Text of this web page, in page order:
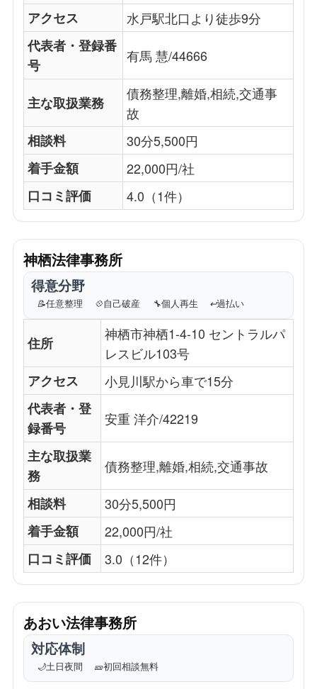
アクセス
水戸駅北口より徒歩9分
代表者・登録番
号
有馬 慧/44666
主な取扱業務
債務整理,離婚,相続,交通事
故
相談料
30分5,500円
着手金額
22,000円/社
口コミ評価
4.0（1件）
神栖法律事務所
得意分野
📝任意整理 💠自己破産 🔧個人再生 ↩️過払い
住所
神栖市神栖1-4-10 セントラルパ
レスビル103号
アクセス
小見川駅から車で15分
代表者・登
録番号
安重 洋介/42219
主な取扱業
務
債務整理,離婚,相続,交通事故
相談料
30分5,500円
着手金額
22,000円/社
口コミ評価
3.0（12件）
あおい法律事務所
対応体制
🌙土日夜間 🎫初回相談無料